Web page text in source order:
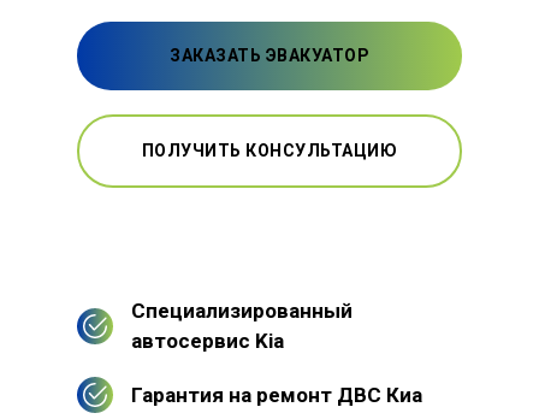
ЗАКАЗАТЬ ЭВАКУАТОР
ПОЛУЧИТЬ КОНСУЛЬТАЦИЮ
Специализированный
автосервис Kia
Гарантия на ремонт ДВС Киа